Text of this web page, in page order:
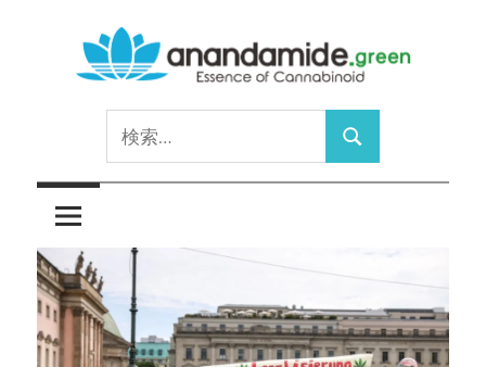
ッ
プ
anandamide.green
Cannabinoid
索:
検
索